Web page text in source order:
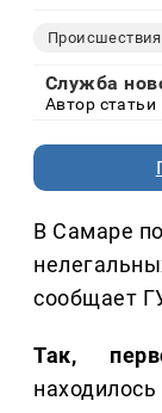
Происшествия
Служба
Автор статьи
В Самаре
сообщает
Так,